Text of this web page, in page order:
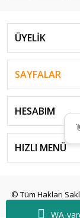
WA-
ÜYELİK
SAYFALAR
HESABIM
HIZLI MENÜ
© Tüm Hakları